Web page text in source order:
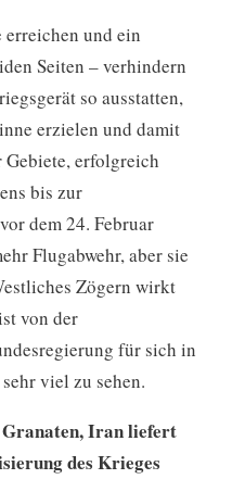
und ein
Seiten – verhindern
so ausstatten,
erzielen und damit
erfolgreich
bis zur
dem 24. Februar
Flugabwehr, aber sie
Zögern wirkt
von der
für sich in
viel zu sehen.
Iran liefert
des Krieges